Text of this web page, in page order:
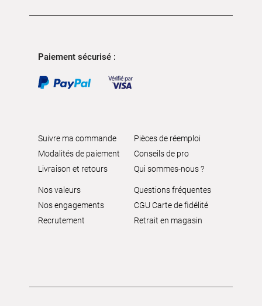
Paiement sécurisé :
Suivre ma commande
Modalités de paiement
Livraison et retours
Pièces de réemploi
Conseils de pro
Qui sommes-nous ?
Nos valeurs
Nos engagements
Recrutement
Questions fréquentes
CGU Carte de fidélité
Retrait en magasin